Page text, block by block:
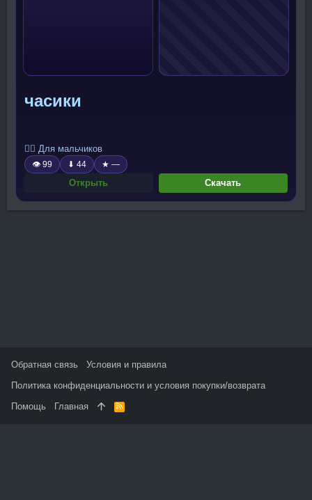
часики
🧍‍♂️ Для мальчиков
👁 99 ⬇ 44 ★ —
Открыть Скачать
Обратная связь
Условия и правила
Политика конфиденциальности и условия покупки/возврата
Помощь
Главная
R